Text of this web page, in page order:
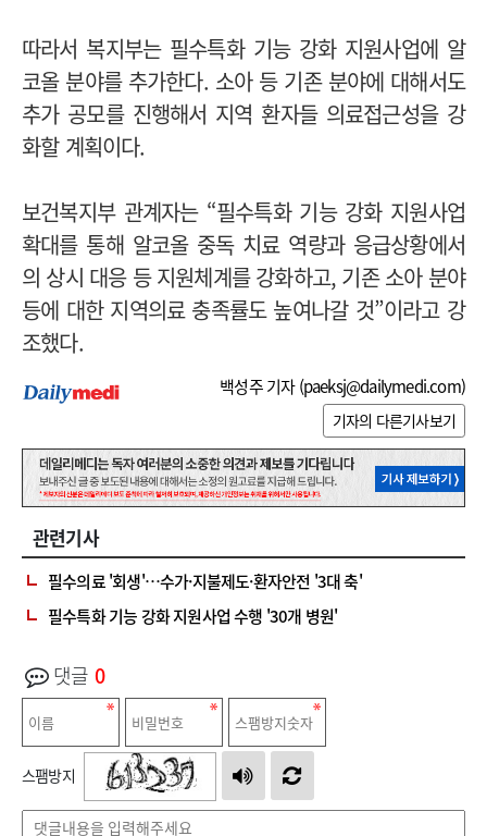
따라서 복지부는 필수특화 기능 강화 지원사업에 알
코올 분야를 추가한다. 소아 등 기존 분야에 대해서도
추가 공모를 진행해서 지역 환자들 의료접근성을 강
화할 계획이다.
보건복지부 관계자는 “필수특화 기능 강화 지원사업
확대를 통해 알코올 중독 치료 역량과 응급상황에서
의 상시 대응 등 지원체계를 강화하고, 기존 소아 분야
등에 대한 지역의료 충족률도 높여나갈 것”이라고 강
조했다.
백성주 기자 (paeksj@dailymedi.com)
기자의 다른기사보기
관련기사
필수의료 '회생'…수가·지불제도·환자안전 '3대 축'
필수특화 기능 강화 지원사업 수행 '30개 병원'
댓글 0
스팸방지